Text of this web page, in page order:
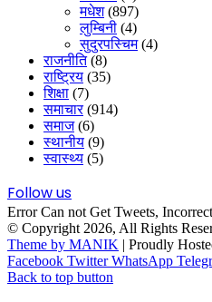
मधेश(897)
लुम्बिनी (4)
सुदुरपस्चिम(4)
राजनीति(8)
राष्ट्रिय (35)
शिक्षा (7)
समाचार(914)
समाज(6)
स्थानीय (9)
स्वास्थ्य (5)
Follow us
Error Can not Get Tweets,
© Copyright 2026, All Rights
Theme by MANIK | Proudly
Facebook Twitter WhatsApp
Back to top button